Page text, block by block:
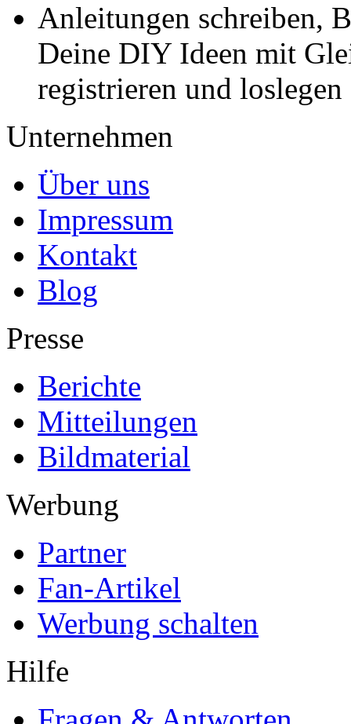
Anleitungen schreiben,
Deine DIY Ideen mit
registrieren und loslegen
Unternehmen
Über uns
Impressum
Kontakt
Blog
Presse
Berichte
Mitteilungen
Bildmaterial
Werbung
Partner
Fan-Artikel
Werbung schalten
Hilfe